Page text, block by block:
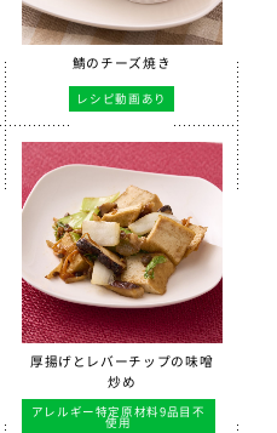
鯖のチーズ焼き
レシピ動画あり
厚揚げとレバーチップの味噌
炒め
アレルギー特定原材料9品目不
使用